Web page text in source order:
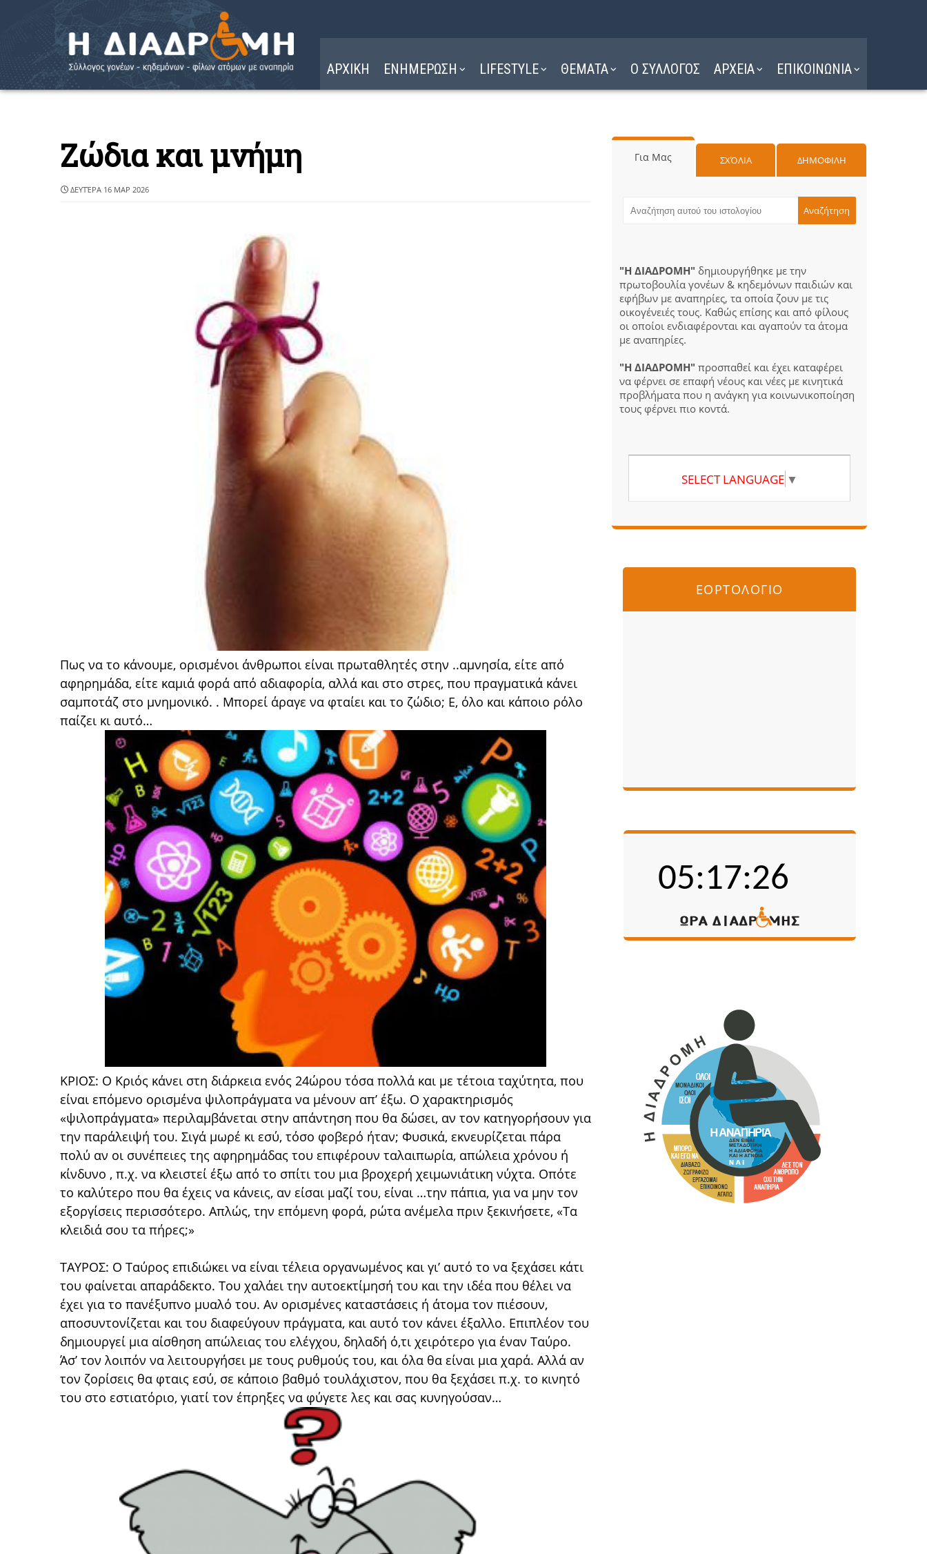
ΑΡΧΙΚΗ ΕΝΗΜΕΡΩΣΗ LIFESTYLE ΘΕΜΑΤΑ Ο ΣΥΛΛΟΓΟΣ ΑΡΧΕΙΑ ΕΠΙΚΟΙΝΩΝΙΑ
Ζώδια και μνήμη
ΔΕΥΤΈΡΑ 16 ΜΑΡ 2026
Πως να το κάνουμε, ορισμένοι άνθρωποι είναι πρωταθλητές στην ..αμνησία, είτε από
αφηρημάδα, είτε καμιά φορά από αδιαφορία, αλλά και στο στρες, που πραγματικά κάνει
σαμποτάζ στο μνημονικό. . Μπορεί άραγε να φταίει και το ζώδιο; Ε, όλο και κάποιο ρόλο
παίζει κι αυτό…
ΚΡΙΟΣ: Ο Κριός κάνει στη διάρκεια ενός 24ώρου τόσα πολλά και με τέτοια ταχύτητα, που
είναι επόμενο ορισμένα ψιλοπράγματα να μένουν απ’ έξω. Ο χαρακτηρισμός
«ψιλοπράγματα» περιλαμβάνεται στην απάντηση που θα δώσει, αν τον κατηγορήσουν για
την παράλειψή του. Σιγά μωρέ κι εσύ, τόσο φοβερό ήταν; Φυσικά, εκνευρίζεται πάρα
πολύ αν οι συνέπειες της αφηρημάδας του επιφέρουν ταλαιπωρία, απώλεια χρόνου ή
κίνδυνο , π.χ. να κλειστεί έξω από το σπίτι του μια βροχερή χειμωνιάτικη νύχτα. Οπότε
το καλύτερο που θα έχεις να κάνεις, αν είσαι μαζί του, είναι …την πάπια, για να μην τον
εξοργίσεις περισσότερο. Απλώς, την επόμενη φορά, ρώτα ανέμελα πριν ξεκινήσετε, «Τα
κλειδιά σου τα πήρες;»
ΤΑΥΡΟΣ: Ο Ταύρος επιδιώκει να είναι τέλεια οργανωμένος και γι’ αυτό το να ξεχάσει κάτι
του φαίνεται απαράδεκτο. Του χαλάει την αυτοεκτίμησή του και την ιδέα που θέλει να
έχει για το πανέξυπνο μυαλό του. Αν ορισμένες καταστάσεις ή άτομα τον πιέσουν,
αποσυντονίζεται και του διαφεύγουν πράγματα, και αυτό τον κάνει έξαλλο. Επιπλέον του
δημιουργεί μια αίσθηση απώλειας του ελέγχου, δηλαδή ό,τι χειρότερο για έναν Ταύρο.
Άσ’ τον λοιπόν να λειτουργήσει με τους ρυθμούς του, και όλα θα είναι μια χαρά. Αλλά αν
τον ζορίσεις θα φταις εσύ, σε κάποιο βαθμό τουλάχιστον, που θα ξεχάσει π.χ. το κινητό
του στο εστιατόριο, γιατί τον έπρηξες να φύγετε λες και σας κυνηγούσαν…
Για Μας ΣΧΌΛΙΑ ΔΗΜΟΦΙΛΗ
"Η ΔΙΑΔΡΟΜΗ" δημιουργήθηκε με την
πρωτοβουλία γονέων & κηδεμόνων παιδιών και
εφήβων με αναπηρίες, τα οποία ζουν με τις
οικογένειές τους. Καθώς επίσης και από φίλους
οι οποίοι ενδιαφέρονται και αγαπούν τα άτομα
με αναπηρίες.
"Η ΔΙΑΔΡΟΜΗ" προσπαθεί και έχει καταφέρει
να φέρνει σε επαφή νέους και νέες με κινητικά
προβλήματα που η ανάγκη για κοινωνικοποίηση
τους φέρνει πιο κοντά.
SELECT LANGUAGE ▼
ΕΟΡΤΟΛΟΓΙΟ